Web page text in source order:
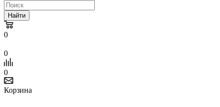
Найти
0
0
0
Корзина